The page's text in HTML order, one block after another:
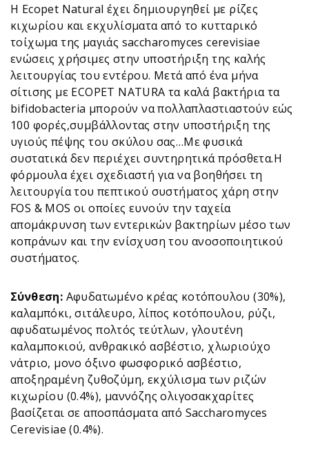
H Εcopet Natural έχει δημιουργηθεί με ρίζες
κιχωρίου και εκχυλίσματα από το κυτταρικό
τοίχωμα της μαγιάς saccharomyces cerevisiae
ενώσεις χρήσιμες στην υποστήριξη της καλής
λειτουργίας του εντέρου. Μετά από ένα μήνα
σίτισης με ECOPET NATURA τα καλά βακτήρια τα
bifidobacteria μπορούν να πολλαπλαστιαστούν εώς
100 φορές,συμβάλλοντας στην υποστήριξη της
υγιούς πέψης του σκύλου σας…Με φυσικά
συστατικά δεν περιέχει συντηρητικά πρόσθετα.Η
φόρμουλα έχει σχεδιαστή για να βοηθήσει τη
λειτουργία του πεπτικού συστήματος χάρη στην
FOS & MOS οι οποίες ευνούν την ταχεία
απομάκρυνση των εντερικών βακτηρίων μέσο των
κοπράνων και την ενίσχυση του ανοσοποιητικού
συστήματος.
Σύνθεση: Αφυδατωμένο κρέας κοτόπουλου (30%),
καλαμπόκι, σιτάλευρο, λίπος κοτόπουλου, ρύζι,
αφυδατωμένος πολτός τεύτλων, γλουτένη
καλαμποκιού, ανθρακικό ασβέστιο, χλωριούχο
νάτριο, μονο όξινο φωσφορικό ασβέστιο,
αποξηραμένη ζυθοζύμη, εκχύλισμα των ριζών
κιχωρίου (0.4%), μαννόζης ολιγοσακχαρίτες
βασίζεται σε αποσπάσματα από Saccharomyces
Cerevisiae (0.4%).